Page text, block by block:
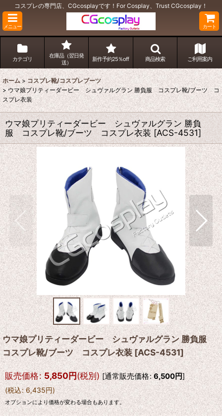
コスプレの専門店、CGcosplayです！For Cosplay、Trust CGcosplay！
メニュー カート
カテゴリ
在庫品（翌日発
送）
新作予約25％off 商品検索 ご利用案内
ホーム > コスプレ靴/コスプレブーツ
> ウマ娘プリティーダービー シュヴァルグラン 勝負服 コスプレ靴/ブーツ コ
スプレ衣装
ウマ娘プリティーダービー シュヴァルグラン 勝負
服 コスプレ靴/ブーツ コスプレ衣装 [ACS-4531]
ウマ娘プリティーダービー シュヴァルグラン 勝負服
コスプレ靴/ブーツ コスプレ衣装[ACS-4531]
販売価格: 5,850円(税別) [通常販売価格: 6,500円]
(税込: 6,435円)
オプションにより価格が変わる場合もあります。